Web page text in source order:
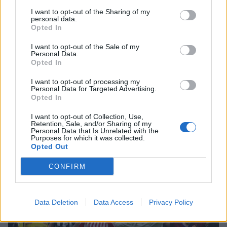
I want to opt-out of the Sharing of my
personal data.
Opted In
I want to opt-out of the Sale of my
Personal Data.
Opted In
I want to opt-out of processing my
Personal Data for Targeted Advertising.
Opted In
I want to opt-out of Collection, Use,
Retention, Sale, and/or Sharing of my
Personal Data that Is Unrelated with the
Purposes for which it was collected.
Opted Out
CONFIRM
Data Deletion Data Access Privacy Policy
Mελέτης Ηλίας: «Η εξουσία τρελαίνει
τον άνθρωπο, τον διαβρώνει. Πρέπει
SHOWBIZ
Μενεγάκη: Με βεντάλια στο χέρι και
γεύμα με τον Μάκη & την παρέα της
SHOWBIZ
Σκέτη σταρ! «Πες κάτι στο κοινό
σου ρε μαμά» - Το viral βίντεο της
Τι είναι το «σύννεφο φωτιάς» -pyrocumulus ή
πυροσωρείτης: Δείτε βίντεο της πυρκαγιάς στον
Κιθαιρώνα